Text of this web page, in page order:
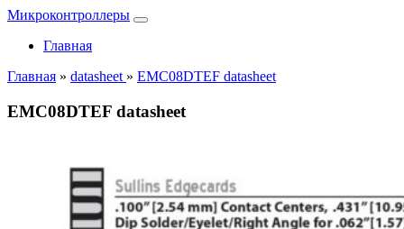
Микроконтроллеры
Главная
Главная » datasheet » EMC08DTEF datasheet
EMC08DTEF datasheet